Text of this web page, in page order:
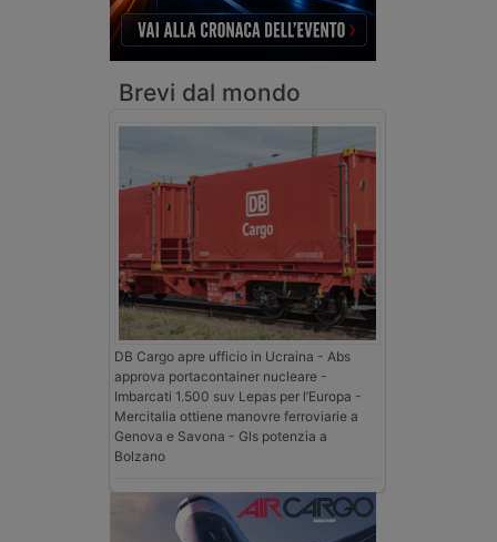
Brevi dal mondo
DB Cargo apre ufficio in Ucraina - Abs
approva portacontainer nucleare -
Imbarcati 1.500 suv Lepas per l’Europa -
Mercitalia ottiene manovre ferroviarie a
Genova e Savona - Gls potenzia a
Bolzano